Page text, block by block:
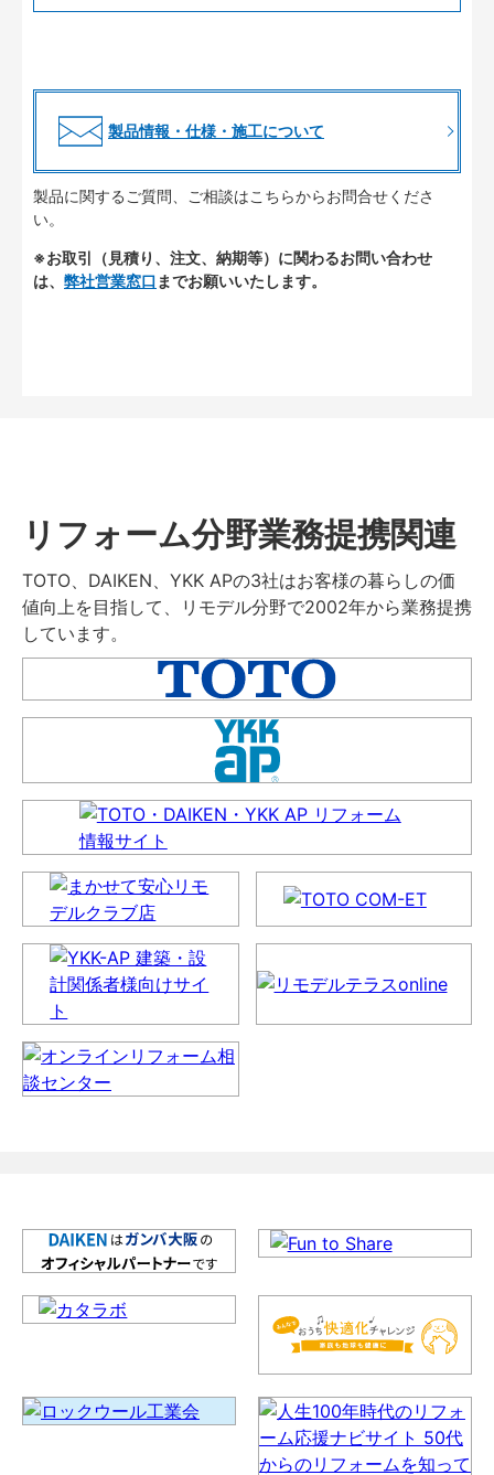
製品情報・仕様・施工について
製品に関するご質問、ご相談はこちらからお問合せくださ
い。
※お取引（見積り、注文、納期等）に関わるお問い合わせ
は、 弊社営業窓口 までお願いいたします。
リフォーム分野業務提携関連
TOTO、DAIKEN、YKK APの3社はお客様の暮らしの価
値向上を目指して、リモデル分野で2002年から業務提携
しています。